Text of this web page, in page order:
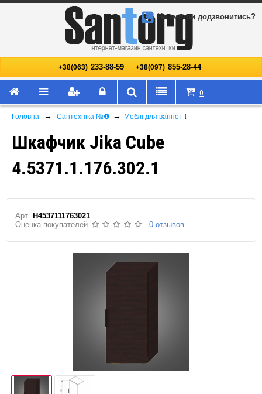
+38(063) 233-88-59 +38(097) 855-28-44
Не змогли додзвонитись?
0
Головна → Сантехніка №❶ → Меблі для ванної ↓
Шкафчик Jika Cube
4.5371.1.176.302.1
Арт. H4537111763021
Оценка покупателей
0 отзывов